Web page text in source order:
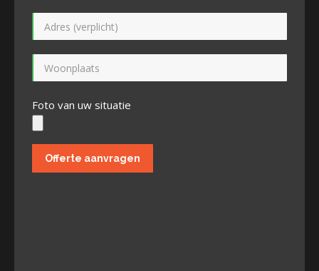
Foto van uw situatie